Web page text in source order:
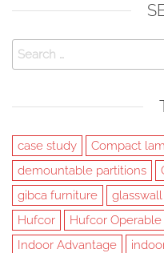
Search
for:
case study Compact
demountable partitions
gibca furniture
glasswall
Hufcor
Hufcor Operable
Indoor Advantage